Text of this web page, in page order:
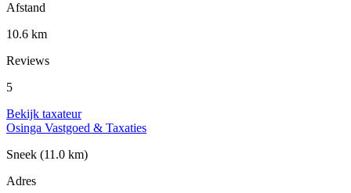
Afstand
10.6 km
Reviews
5
Bekijk taxateur
Osinga Vastgoed & Taxaties
Sneek (11.0 km)
Adres